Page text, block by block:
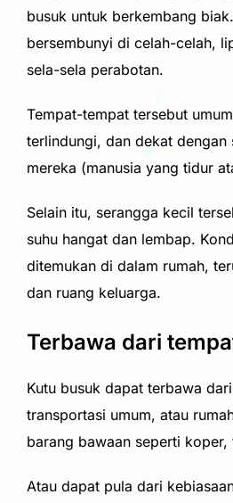
busuk untuk berkembang
bersembunyi di celah-celah,
sela-sela perabotan.
Tempat-tempat tersebut
terlindungi, dan dekat dengan
mereka (manusia yang tidur
Selain itu, serangga kecil
suhu hangat dan lembap.
ditemukan di dalam rumah,
dan ruang keluarga.
Terbawa dari
Kutu busuk dapat terbawa
transportasi umum, atau
barang bawaan seperti koper,
Atau dapat pula dari